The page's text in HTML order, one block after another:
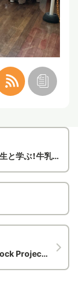
見」を実施しました！
に出展しました！